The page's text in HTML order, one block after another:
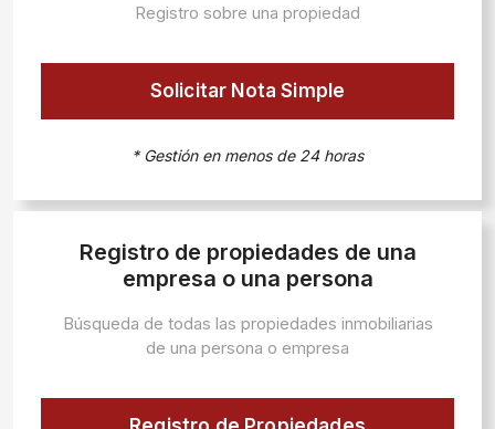
Registro sobre una propiedad
Solicitar Nota Simple
* Gestión en menos de 24 horas
Registro de propiedades de una
empresa o una persona
Búsqueda de todas las propiedades inmobiliarias
de una persona o empresa